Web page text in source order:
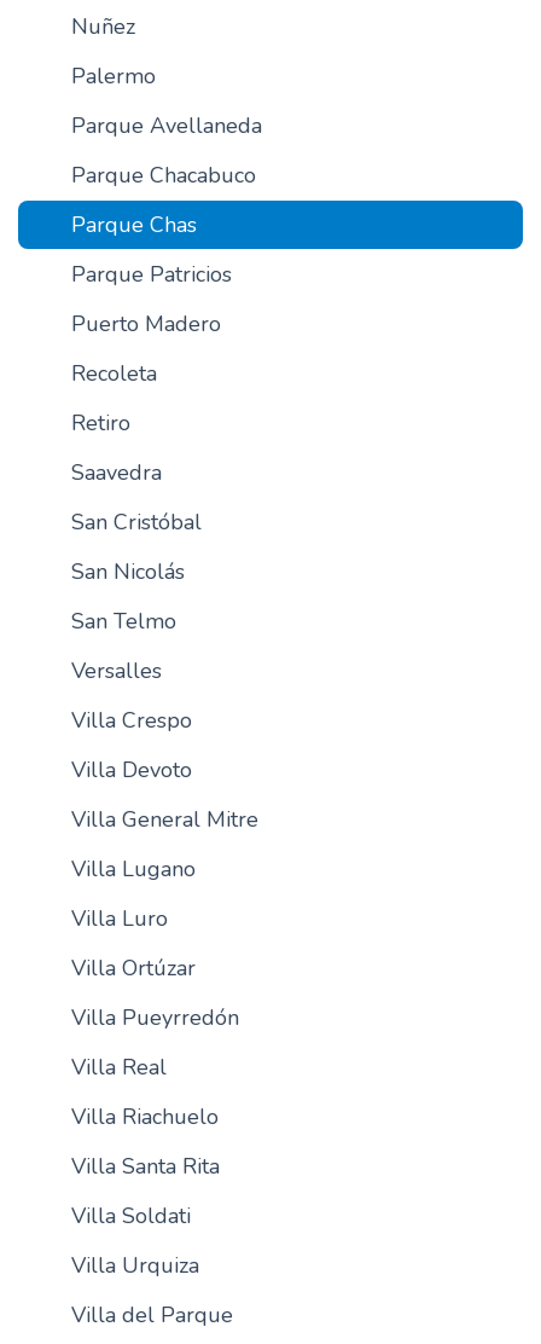
Nuñez
Palermo
Parque Avellaneda
Parque Chacabuco
Parque Chas
Parque Patricios
Puerto Madero
Recoleta
Retiro
Saavedra
San Cristóbal
San Nicolás
San Telmo
Versalles
Villa Crespo
Villa Devoto
Villa General Mitre
Villa Lugano
Villa Luro
Villa Ortúzar
Villa Pueyrredón
Villa Real
Villa Riachuelo
Villa Santa Rita
Villa Soldati
Villa Urquiza
Villa del Parque